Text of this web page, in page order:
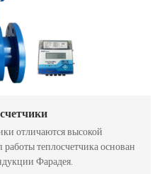
отличаются высокой
теплосчетчика основан
Фарадея.